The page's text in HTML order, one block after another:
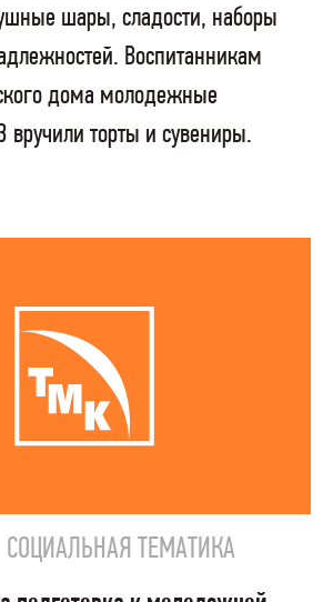
шары, сладости, наборы
Воспитанникам
дома молодежные
вручили торты и сувениры.
СОЦИАЛЬНАЯ ТЕМАТИКА